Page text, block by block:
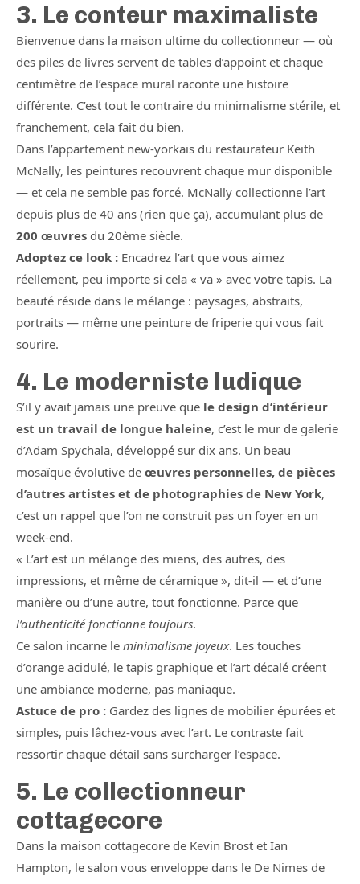
3. Le conteur maximaliste
Bienvenue dans la maison ultime du collectionneur — où
des piles de livres servent de tables d’appoint et chaque
centimètre de l’espace mural raconte une histoire
différente. C’est tout le contraire du minimalisme stérile, et
franchement, cela fait du bien.
Dans l’appartement new-yorkais du restaurateur Keith
McNally, les peintures recouvrent chaque mur disponible
— et cela ne semble pas forcé. McNally collectionne l’art
depuis plus de 40 ans (rien que ça), accumulant plus de
200 œuvres du 20ème siècle.
Adoptez ce look : Encadrez l’art que vous aimez
réellement, peu importe si cela « va » avec votre tapis. La
beauté réside dans le mélange : paysages, abstraits,
portraits — même une peinture de friperie qui vous fait
sourire.
4. Le moderniste ludique
S’il y avait jamais une preuve que le design d’intérieur
est un travail de longue haleine, c’est le mur de galerie
d’Adam Spychala, développé sur dix ans. Un beau
mosaïque évolutive de œuvres personnelles, de pièces
d’autres artistes et de photographies de New York,
c’est un rappel que l’on ne construit pas un foyer en un
week-end.
« L’art est un mélange des miens, des autres, des
impressions, et même de céramique », dit-il — et d’une
manière ou d’une autre, tout fonctionne. Parce que
l’authenticité fonctionne toujours.
Ce salon incarne le minimalisme joyeux. Les touches
d’orange acidulé, le tapis graphique et l’art décalé créent
une ambiance moderne, pas maniaque.
Astuce de pro : Gardez des lignes de mobilier épurées et
simples, puis lâchez-vous avec l’art. Le contraste fait
ressortir chaque détail sans surcharger l’espace.
5. Le collectionneur
cottagecore
Dans la maison cottagecore de Kevin Brost et Ian
Hampton, le salon vous enveloppe dans le De Nimes de